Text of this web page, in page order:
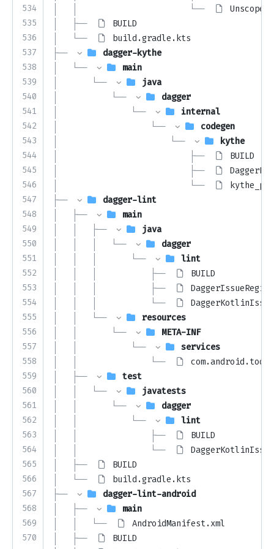
534
535
536
537
538
539
540
541
542
543
544
545
546
547
548
549
550
551
552
553
554
555
556
557
558
559
560
561
562
563
564
565
566
567
568
569
570
│   │                       └──
│   ├──
BUILD
│   └──
build.gradle.kts
├──
dagger-kythe
│   └──
main
│       └──
java
│           └──
dagger
│               └──
internal
│                   └──
codegen
│                       └──
kythe
│                           ├──
BUILD
│                           ├──
│                           └──
├──
dagger-lint
│   ├──
main
│   │   ├──
java
│   │   │   └──
dagger
│   │   │       └──
lint
│   │   │           ├──
BUILD
│   │   │           ├──
│   │   │           └──
│   │   └──
resources
│   │       └──
META-INF
│   │           └──
services
│   │               └──
│   ├──
test
│   │   └──
javatests
│   │       └──
dagger
│   │           └──
lint
│   │               ├──
BUILD
│   │               └──
│   ├──
BUILD
│   └──
build.gradle.kts
├──
dagger-lint-android
│   ├──
main
│   │   └──
AndroidManifest.xml
│   ├──
BUILD